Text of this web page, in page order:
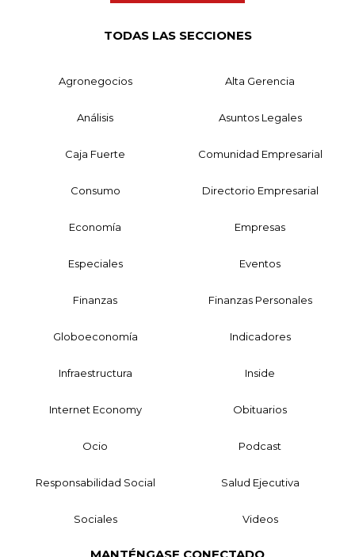
TODAS LAS SECCIONES
Agronegocios Alta Gerencia
Análisis Asuntos Legales
Caja Fuerte Comunidad Empresarial
Consumo Directorio Empresarial
Economía Empresas
Especiales Eventos
Finanzas Finanzas Personales
Globoeconomía Indicadores
Infraestructura Inside
Internet Economy Obituarios
Ocio Podcast
Responsabilidad Social Salud Ejecutiva
Sociales Videos